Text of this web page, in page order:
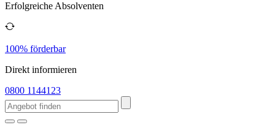
Erfolgreiche Absolventen
100% förderbar
Direkt informieren
0800 1144123